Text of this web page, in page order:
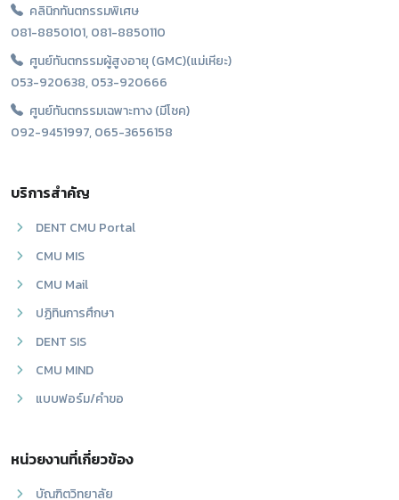
คลินิกทันตกรรมพิเศษ
081-8850101, 081-8850110
ศูนย์ทันตกรรมผู้สูงอายุ (GMC)(แม่เหียะ)
053-920638, 053-920666
ศูนย์ทันตกรรมเฉพาะทาง (มีโชค)
092-9451997, 065-3656158
บริการสำคัญ
DENT CMU Portal
CMU MIS
CMU Mail
ปฏิทินการศึกษา
DENT SIS
CMU MIND
แบบฟอร์ม/คำขอ
หน่วยงานที่เกี่ยวข้อง
บัณฑิตวิทยาลัย